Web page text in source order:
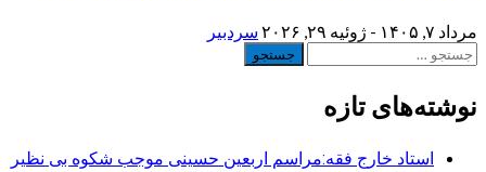
مرداد ۷, ۱۴۰۵ - ژوئیه ۲۹, ۲۰۲۶
سردبیر
جستجو
نوشته‌های تازه
استاد خارج فقه:مراسم اربعین حسینی موجب شکوه بی نظیر